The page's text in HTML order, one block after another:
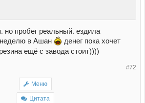
но пробег реальный. ездила
в Ашан
денег пока хочет
ещё с завода стоит))))
#72
Меню
Цитата